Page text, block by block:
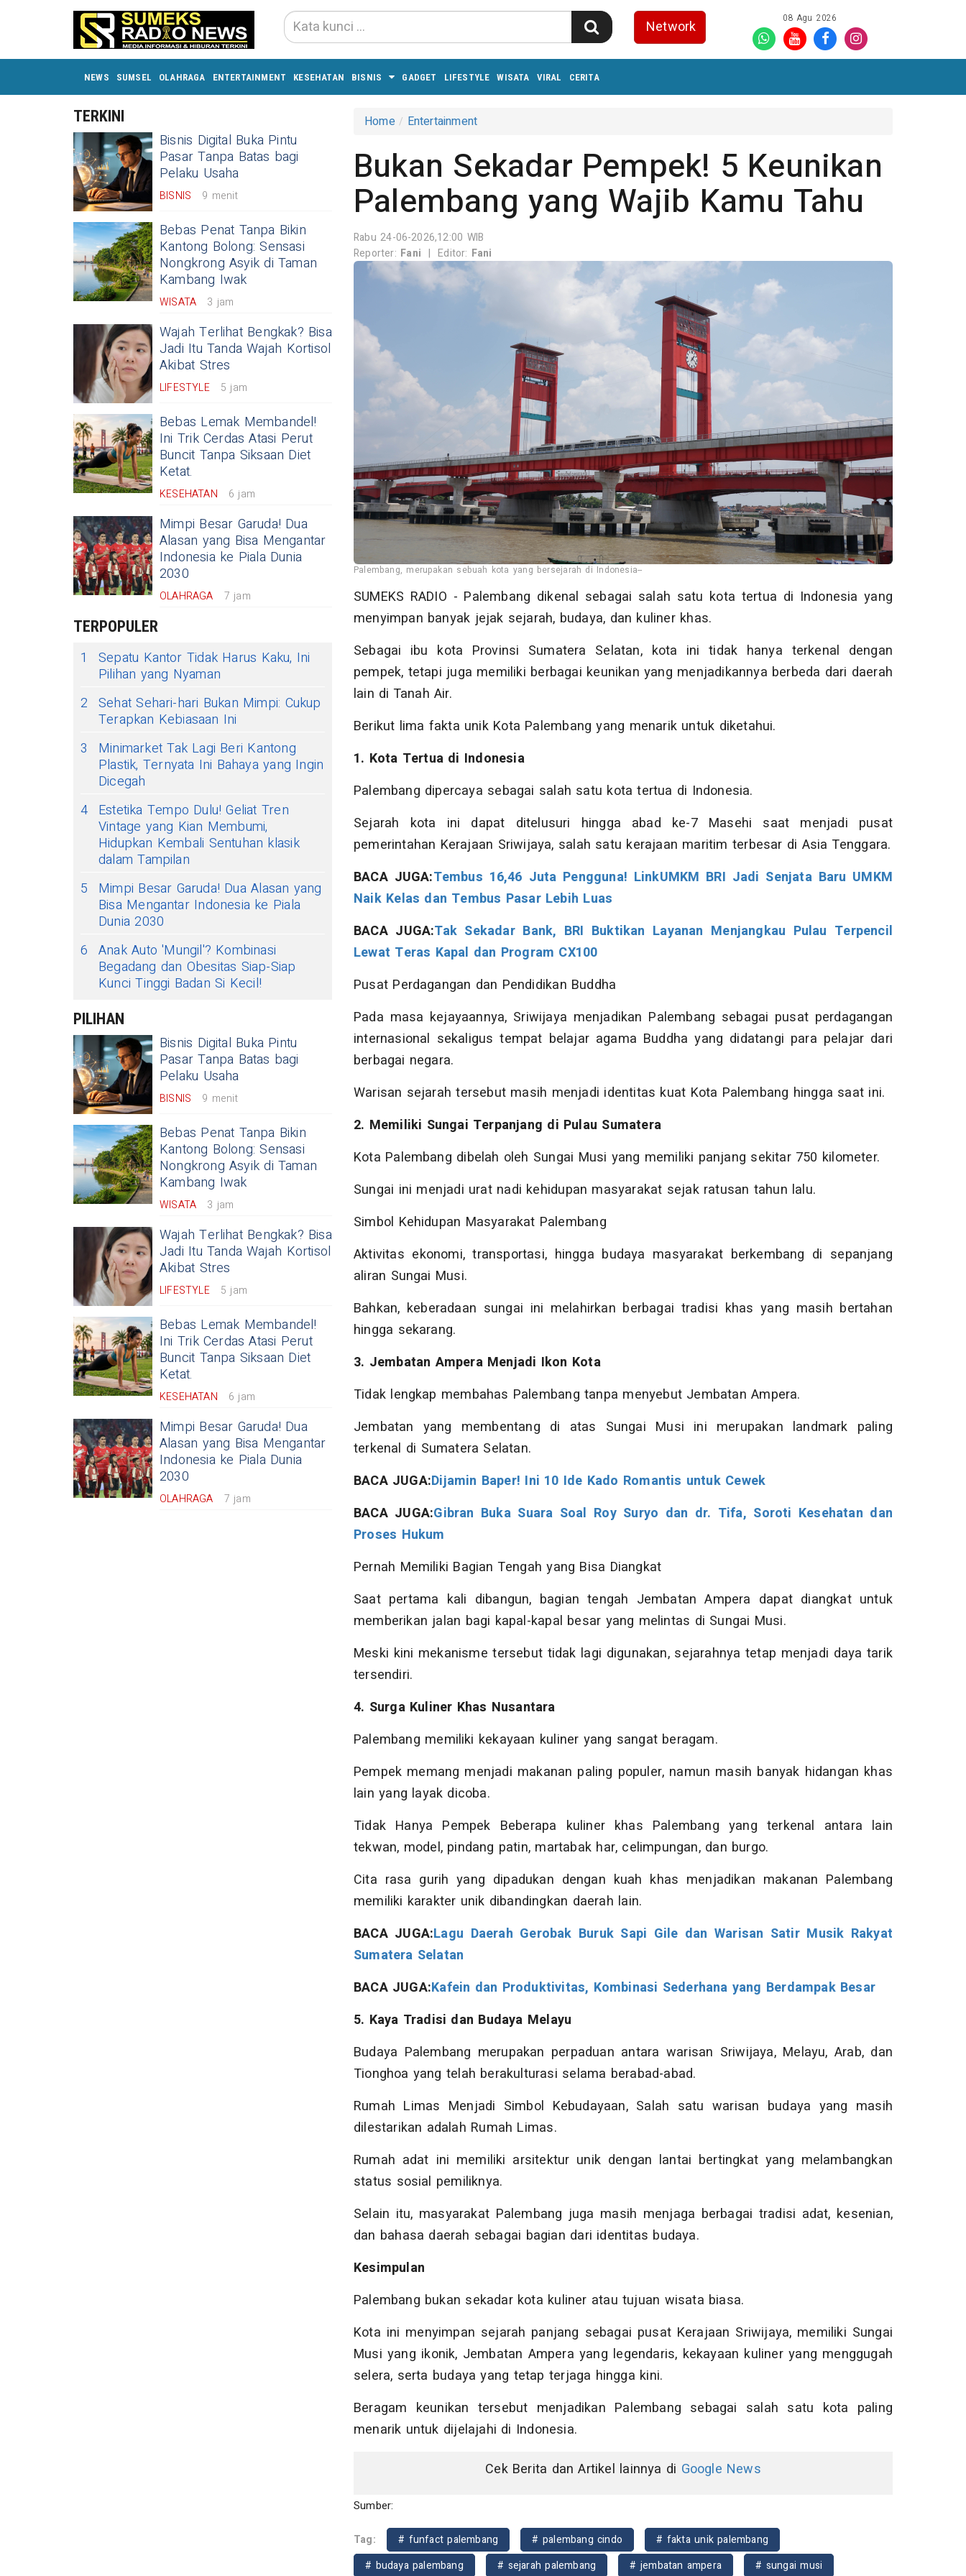
Network 08 Agu 2026
NEWS SUMSEL OLAHRAGA ENTERTAINMENT KESEHATAN BISNIS GADGET LIFESTYLE WISATA VIRAL CERITA
TERKINI
Bisnis Digital Buka Pintu
Pasar Tanpa Batas bagi
Pelaku Usaha
BISNIS 9 menit
Bebas Penat Tanpa Bikin
Kantong Bolong: Sensasi
Nongkrong Asyik di Taman
Kambang Iwak
WISATA 3 jam
Wajah Terlihat Bengkak? Bisa
Jadi Itu Tanda Wajah Kortisol
Akibat Stres
LIFESTYLE 5 jam
Bebas Lemak Membandel!
Ini Trik Cerdas Atasi Perut
Buncit Tanpa Siksaan Diet
Ketat.
KESEHATAN 6 jam
Mimpi Besar Garuda! Dua
Alasan yang Bisa Mengantar
Indonesia ke Piala Dunia
2030
OLAHRAGA 7 jam
TERPOPULER
1
Sepatu Kantor Tidak Harus Kaku, Ini
Pilihan yang Nyaman
2 Sehat Sehari-hari Bukan Mimpi: Cukup
Terapkan Kebiasaan Ini
3
Minimarket Tak Lagi Beri Kantong
Plastik, Ternyata Ini Bahaya yang Ingin
Dicegah
4 Estetika Tempo Dulu! Geliat Tren
Vintage yang Kian Membumi,
Hidupkan Kembali Sentuhan klasik
dalam Tampilan
5
Mimpi Besar Garuda! Dua Alasan yang
Bisa Mengantar Indonesia ke Piala
Dunia 2030
6 Anak Auto 'Mungil'? Kombinasi
Begadang dan Obesitas Siap-Siap
Kunci Tinggi Badan Si Kecil!
PILIHAN
Bisnis Digital Buka Pintu
Pasar Tanpa Batas bagi
Pelaku Usaha
BISNIS 9 menit
Bebas Penat Tanpa Bikin
Kantong Bolong: Sensasi
Nongkrong Asyik di Taman
Kambang Iwak
WISATA 3 jam
Wajah Terlihat Bengkak? Bisa
Jadi Itu Tanda Wajah Kortisol
Akibat Stres
LIFESTYLE 5 jam
Bebas Lemak Membandel!
Ini Trik Cerdas Atasi Perut
Buncit Tanpa Siksaan Diet
Ketat.
KESEHATAN 6 jam
Mimpi Besar Garuda! Dua
Alasan yang Bisa Mengantar
Indonesia ke Piala Dunia
2030
OLAHRAGA 7 jam
Home Entertainment
Bukan Sekadar Pempek! 5 Keunikan
Palembang yang Wajib Kamu Tahu
Rabu 24-06-2026,12:00 WIB
Reporter: Fani | Editor: Fani
Palembang, merupakan sebuah kota yang bersejarah di Indonesia--
SUMEKS RADIO - Palembang dikenal sebagai salah satu kota tertua di Indonesia yang
menyimpan banyak jejak sejarah, budaya, dan kuliner khas.
Sebagai ibu kota Provinsi Sumatera Selatan, kota ini tidak hanya terkenal dengan
pempek, tetapi juga memiliki berbagai keunikan yang menjadikannya berbeda dari daerah
lain di Tanah Air.
Berikut lima fakta unik Kota Palembang yang menarik untuk diketahui.
1. Kota Tertua di Indonesia
Palembang dipercaya sebagai salah satu kota tertua di Indonesia.
Sejarah kota ini dapat ditelusuri hingga abad ke-7 Masehi saat menjadi pusat
pemerintahan Kerajaan Sriwijaya, salah satu kerajaan maritim terbesar di Asia Tenggara.
BACA JUGA:Tembus 16,46 Juta Pengguna! LinkUMKM BRI Jadi Senjata Baru UMKM
Naik Kelas dan Tembus Pasar Lebih Luas
BACA JUGA:Tak Sekadar Bank, BRI Buktikan Layanan Menjangkau Pulau Terpencil
Lewat Teras Kapal dan Program CX100
Pusat Perdagangan dan Pendidikan Buddha
Pada masa kejayaannya, Sriwijaya menjadikan Palembang sebagai pusat perdagangan
internasional sekaligus tempat belajar agama Buddha yang didatangi para pelajar dari
berbagai negara.
Warisan sejarah tersebut masih menjadi identitas kuat Kota Palembang hingga saat ini.
2. Memiliki Sungai Terpanjang di Pulau Sumatera
Kota Palembang dibelah oleh Sungai Musi yang memiliki panjang sekitar 750 kilometer.
Sungai ini menjadi urat nadi kehidupan masyarakat sejak ratusan tahun lalu.
Simbol Kehidupan Masyarakat Palembang
Aktivitas ekonomi, transportasi, hingga budaya masyarakat berkembang di sepanjang
aliran Sungai Musi.
Bahkan, keberadaan sungai ini melahirkan berbagai tradisi khas yang masih bertahan
hingga sekarang.
3. Jembatan Ampera Menjadi Ikon Kota
Tidak lengkap membahas Palembang tanpa menyebut Jembatan Ampera.
Jembatan yang membentang di atas Sungai Musi ini merupakan landmark paling
terkenal di Sumatera Selatan.
BACA JUGA:Dijamin Baper! Ini 10 Ide Kado Romantis untuk Cewek
BACA JUGA:Gibran Buka Suara Soal Roy Suryo dan dr. Tifa, Soroti Kesehatan dan
Proses Hukum
Pernah Memiliki Bagian Tengah yang Bisa Diangkat
Saat pertama kali dibangun, bagian tengah Jembatan Ampera dapat diangkat untuk
memberikan jalan bagi kapal-kapal besar yang melintas di Sungai Musi.
Meski kini mekanisme tersebut tidak lagi digunakan, sejarahnya tetap menjadi daya tarik
tersendiri.
4. Surga Kuliner Khas Nusantara
Palembang memiliki kekayaan kuliner yang sangat beragam.
Pempek memang menjadi makanan paling populer, namun masih banyak hidangan khas
lain yang layak dicoba.
Tidak Hanya Pempek Beberapa kuliner khas Palembang yang terkenal antara lain
tekwan, model, pindang patin, martabak har, celimpungan, dan burgo.
Cita rasa gurih yang dipadukan dengan kuah khas menjadikan makanan Palembang
memiliki karakter unik dibandingkan daerah lain.
BACA JUGA:Lagu Daerah Gerobak Buruk Sapi Gile dan Warisan Satir Musik Rakyat
Sumatera Selatan
BACA JUGA:Kafein dan Produktivitas, Kombinasi Sederhana yang Berdampak Besar
5. Kaya Tradisi dan Budaya Melayu
Budaya Palembang merupakan perpaduan antara warisan Sriwijaya, Melayu, Arab, dan
Tionghoa yang telah berakulturasi selama berabad-abad.
Rumah Limas Menjadi Simbol Kebudayaan, Salah satu warisan budaya yang masih
dilestarikan adalah Rumah Limas.
Rumah adat ini memiliki arsitektur unik dengan lantai bertingkat yang melambangkan
status sosial pemiliknya.
Selain itu, masyarakat Palembang juga masih menjaga berbagai tradisi adat, kesenian,
dan bahasa daerah sebagai bagian dari identitas budaya.
Kesimpulan
Palembang bukan sekadar kota kuliner atau tujuan wisata biasa.
Kota ini menyimpan sejarah panjang sebagai pusat Kerajaan Sriwijaya, memiliki Sungai
Musi yang ikonik, Jembatan Ampera yang legendaris, kekayaan kuliner yang menggugah
selera, serta budaya yang tetap terjaga hingga kini.
Beragam keunikan tersebut menjadikan Palembang sebagai salah satu kota paling
menarik untuk dijelajahi di Indonesia.
Cek Berita dan Artikel lainnya di Google News
Sumber:
Tag: # funfact palembang # palembang cindo
# fakta unik palembang
# budaya palembang
# sejarah palembang # jembatan ampera # sungai musi